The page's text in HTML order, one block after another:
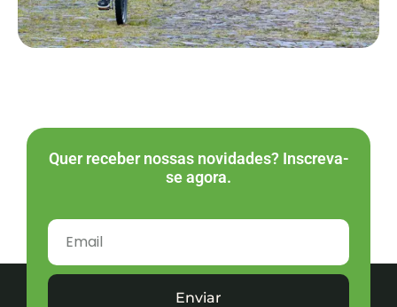
Quer receber nossas novidades? Inscreva-
se agora.
Enviar